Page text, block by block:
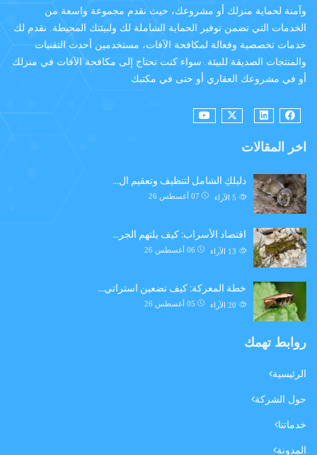
وآمنة لحماية منزلك أو مشروعك، حيث نقدم مجموعة واسعة من
الخدمات التي تضمن توفير الحماية الشاملة لك ولبيئتك المحيطة. نقدم لك
خدمات تخصصية وفعالة لمكافحة الآفات، مستخدمين أحدث التقنيات
والمنتجات الصديقة للبيئة. سواء كنت تحتاج إلى مكافحة الآفات في منزلك
أو في مشروعك العقاري أو حتى في مكتبك
اخر المقالات
دليلكِ الشامل لتنظيف وتعقيم ال…
07 أغسطس 26 الآراء
اقتصاد الأسراب: كيف يلتهم الجر…
06 أغسطس 26 الآراء
خطة المعركة: كيف تضعين استراتي…
05 أغسطس 26 الآراء
روابط تهمك
الرئيسية
حول الشركة
خدماتنا
المدونة